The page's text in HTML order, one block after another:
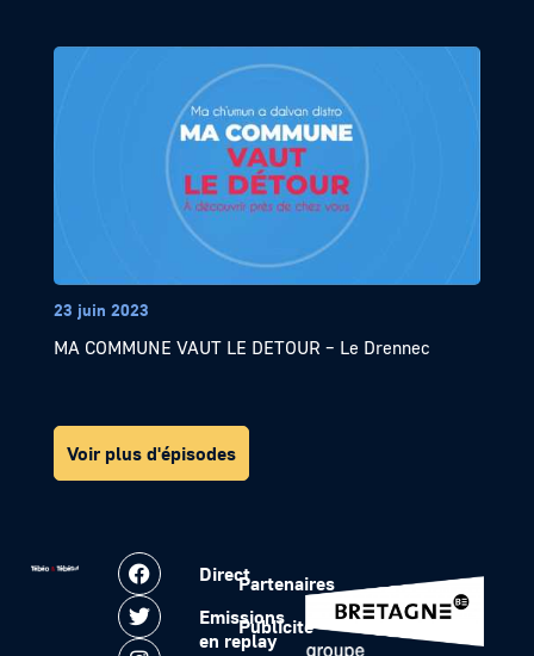
23 juin 2023
MA COMMUNE VAUT LE DETOUR – Le Drennec
Voir plus d'épisodes
Direct
Emissions
en replay
Partenaires
Publicité